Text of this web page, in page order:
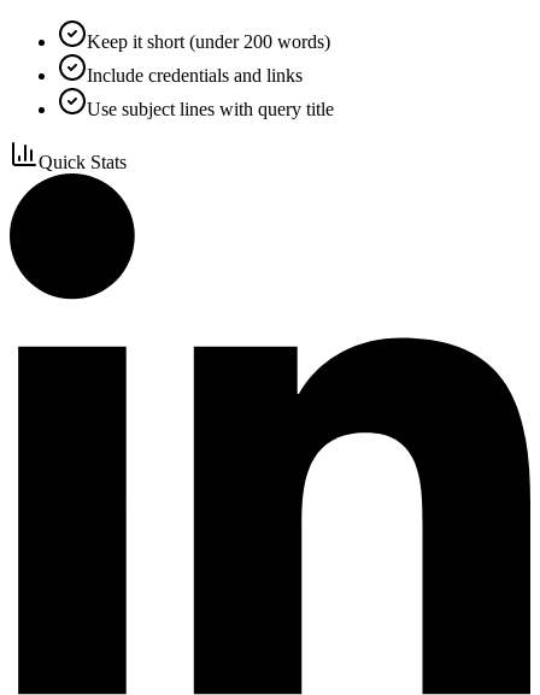
Keep it short (under 200 words)
Include credentials and links
Use subject lines with query title
Quick Stats